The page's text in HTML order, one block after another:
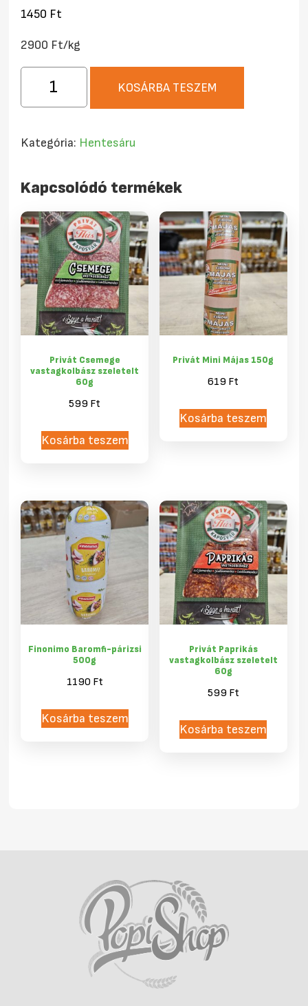
1450 Ft
2900 Ft/kg
Sertészsír
kg
KOSÁRBA TESZEM
Kategória: Hentesáru
Kapcsolódó termékek
Privát Csemege
vastagkolbász szeletelt
60g
599 Ft
Kosárba teszem
Privát Mini Májas 150g
619 Ft
Kosárba teszem
Finonimo Baromfi-párizsi
500g
1190 Ft
Kosárba teszem
Privát Paprikás
vastagkolbász szeletelt
60g
599 Ft
Kosárba teszem